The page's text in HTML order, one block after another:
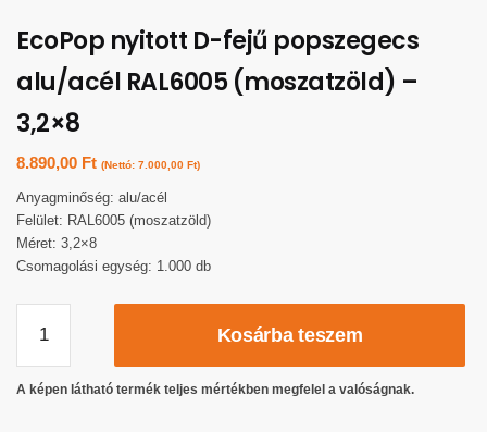
EcoPop nyitott D-fejű popszegecs
alu/acél RAL6005 (moszatzöld) –
3,2×8
8.890,00 Ft (Nettó: 7.000,00 Ft)
Anyagminőség: alu/acél
Felület: RAL6005 (moszatzöld)
Méret: 3,2×8
Csomagolási egység: 1.000 db
Kosárba teszem
A képen látható termék teljes mértékben megfelel a valóságnak.